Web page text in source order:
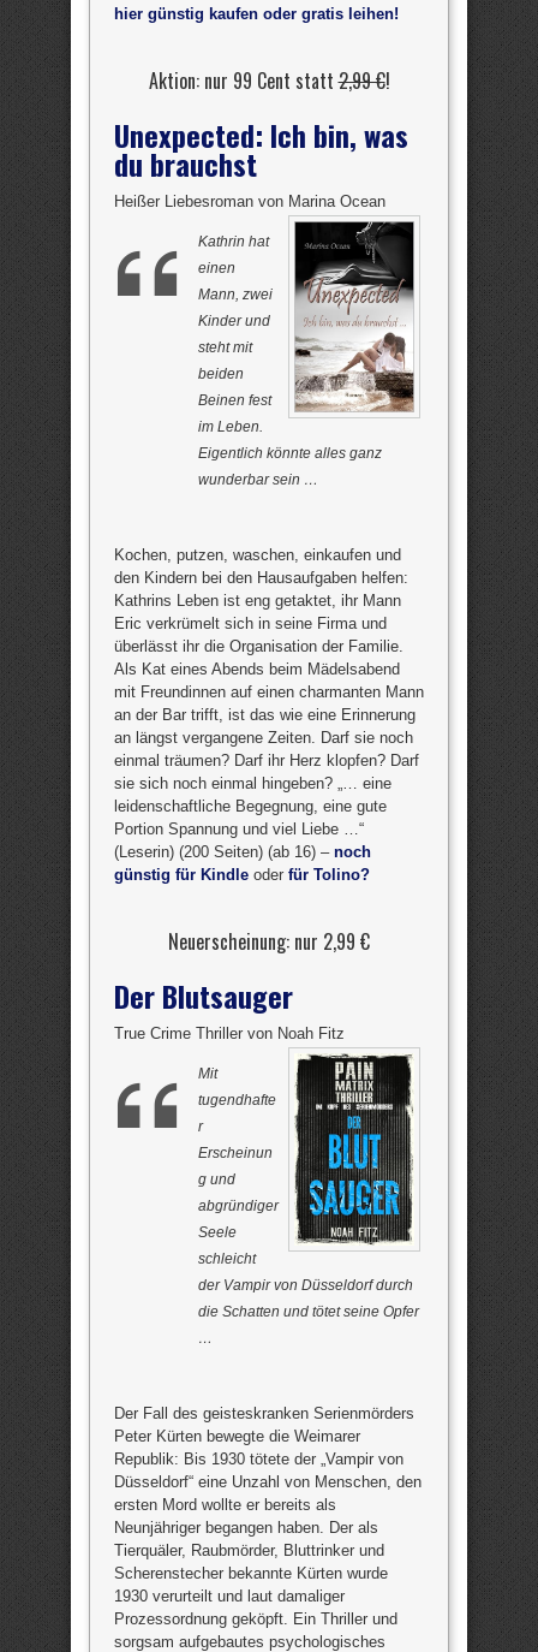
hier günstig kaufen oder gratis leihen!
Aktion: nur 99 Cent statt2,99 €!
Unexpected: Ich bin, was
du brauchst
Heißer Liebesroman von Marina Ocean
Kathrin hat
einen
Mann, zwei
Kinder und
steht mit
beiden
Beinen fest
im Leben.
Eigentlich könnte alles ganz
wunderbar sein …
Kochen, putzen, waschen, einkaufen und
den Kindern bei den Hausaufgaben helfen:
Kathrins Leben ist eng getaktet, ihr Mann
Eric verkrümelt sich in seine Firma und
überlässt ihr die Organisation der Familie.
Als Kat eines Abends beim Mädelsabend
mit Freundinnen auf einen charmanten Mann
an der Bar trifft, ist das wie eine Erinnerung
an längst vergangene Zeiten. Darf sie noch
einmal träumen? Darf ihr Herz klopfen? Darf
sie sich noch einmal hingeben? „… eine
leidenschaftliche Begegnung, eine gute
Portion Spannung und viel Liebe …“
(Leserin) (200 Seiten) (ab 16) – noch
günstig für Kindle oder für Tolino?
Neuerscheinung: nur 2,99 €
Der Blutsauger
True Crime Thriller von Noah Fitz
Mit
tugendhafte
r
Erscheinun
g und
abgründiger
Seele
schleicht
der Vampir von Düsseldorf durch
die Schatten und tötet seine Opfer
…
Der Fall des geisteskranken Serienmörders
Peter Kürten bewegte die Weimarer
Republik: Bis 1930 tötete der „Vampir von
Düsseldorf“ eine Unzahl von Menschen, den
ersten Mord wollte er bereits als
Neunjähriger begangen haben. Der als
Tierquäler, Raubmörder, Bluttrinker und
Scherenstecher bekannte Kürten wurde
1930 verurteilt und laut damaliger
Prozessordnung geköpft. Ein Thriller und
sorgsam aufgebautes psychologisches